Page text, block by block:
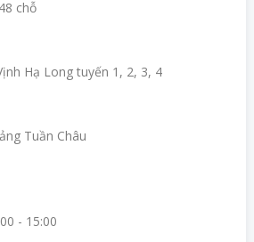
chỗ
Hạ Long tuyến 1, 2, 3, 4
Tuần Châu
- 15:00